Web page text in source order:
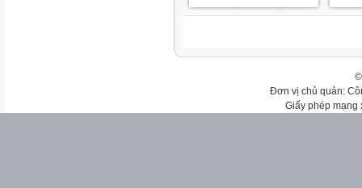
Đơn vị chủ quản:
Giấy phép mạng